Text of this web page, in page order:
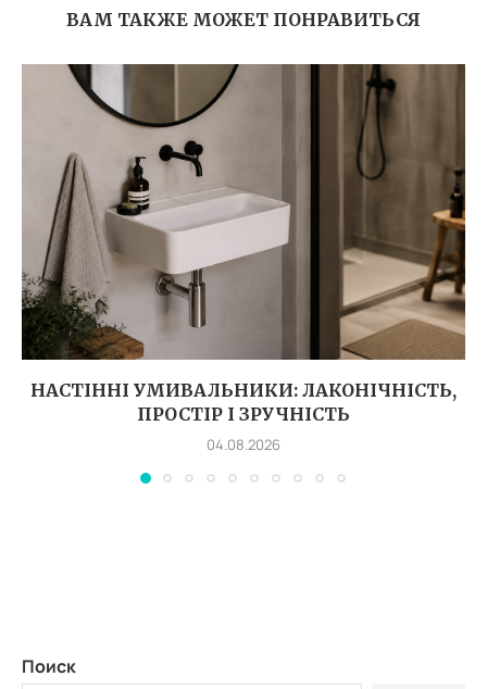
ВАМ ТАКЖЕ МОЖЕТ ПОНРАВИТЬСЯ
НАСТІННІ УМИВАЛЬНИКИ: ЛАКОНІЧНІСТЬ,
ПРОСТІР І ЗРУЧНІСТЬ
04.08.2026
Поиск